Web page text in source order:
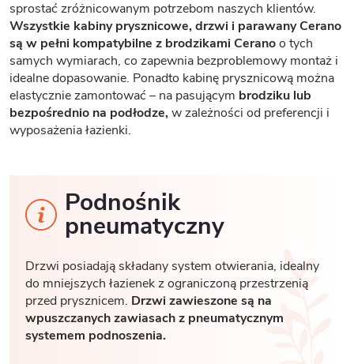
sprostać zróżnicowanym potrzebom naszych klientów.
Wszystkie kabiny prysznicowe, drzwi i parawany Cerano
są w pełni kompatybilne z brodzikami Ceranoo tych
samych wymiarach, co zapewnia bezproblemowy montaż i
idealne dopasowanie. Ponadto kabinę prysznicową można
elastycznie zamontować – na pasującym brodziku lub
bezpośrednio na podłodze,w zależności od preferencji i
wyposażenia łazienki.
Podnośnik
pneumatyczny
Drzwi posiadają składany system otwierania, idealny
do mniejszych łazienek z ograniczoną przestrzenią
przed prysznicem. Drzwi zawieszone są na
wpuszczanych zawiasach z pneumatycznym
systemem podnoszenia.